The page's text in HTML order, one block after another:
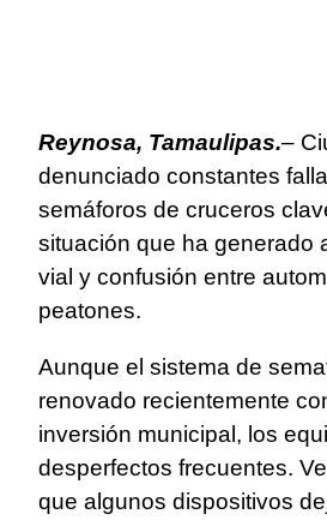
Reynosa, Tamaulipas.–
denunciado constantes
semáforos de cruceros
situación que ha generado
vial y confusión entre
peatones.
Aunque el sistema de
renovado recientemente
inversión municipal, los
desperfectos frecuentes.
que algunos dispositivos